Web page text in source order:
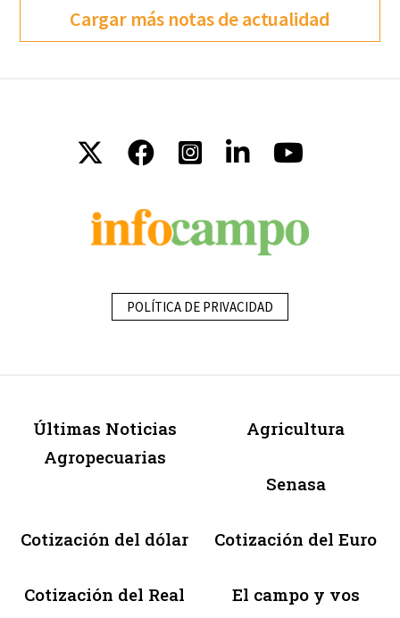
Cargar más notas de actualidad
POLÍTICA DE PRIVACIDAD
Últimas Noticias
Agropecuarias
Agricultura
Senasa
Cotización del dólar Cotización del Euro
Cotización del Real El campo y vos